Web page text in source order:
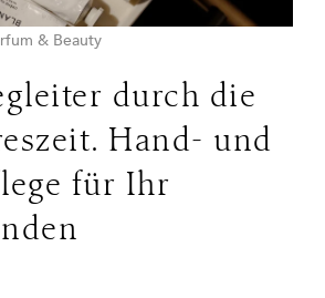
& Beauty
durch die
Hand- und
für Ihr